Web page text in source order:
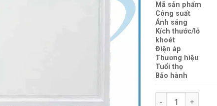
Mã sản phẩm
Công suất
Ánh sáng
Kích thước/lỗ
khoét
Điện áp
Thương hiệu
Tuổi thọ
Bảo hành
ĐÈN LED PANEL